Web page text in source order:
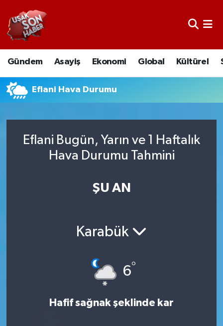
Gündem Asayiş Ekonomi Global Kültürel
Eflani Hava Durumu
Eflani Bugün, Yarın ve 1 Haftalık
Hava Durumu Tahmini
ŞU AN
Karabük
6°
Hafif sağnak şeklinde kar
Uşak Nöbetçi Eczaneler
Uşak Hava Durumu
Uşak Namaz Vakitleri
Süper Lig Puan Durumu ve Fikstür
Son Dakika Haberleri